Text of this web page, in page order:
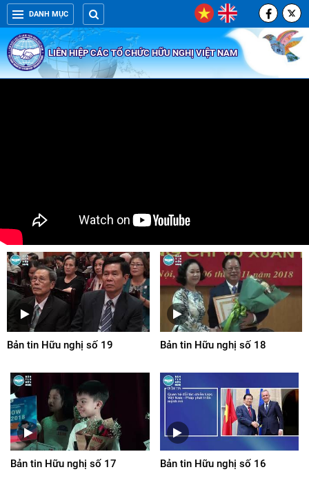
DANH MỤC
LIÊN HIỆP CÁC TỔ CHỨC HỮU NGHỊ VIỆT NAM
Bản tin Hữu nghị số 19 Bản tin Hữu nghị số 18
Bản tin Hữu nghị số 17 Bản tin Hữu nghị số 16